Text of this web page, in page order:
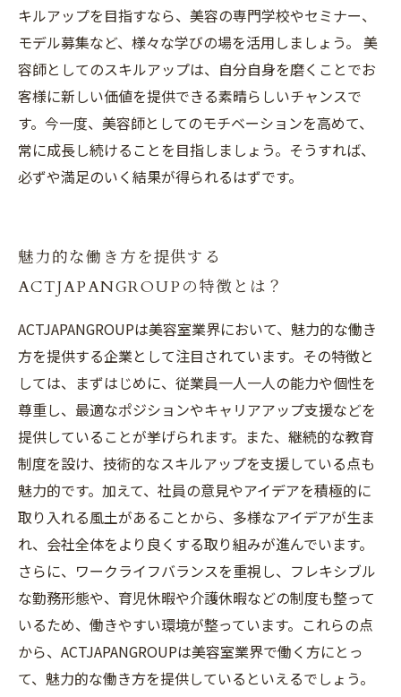
キルアップを目指すなら、美容の専門学校やセミナー、
モデル募集など、様々な学びの場を活用しましょう。 美
容師としてのスキルアップは、自分自身を磨くことでお
客様に新しい価値を提供できる素晴らしいチャンスで
す。今一度、美容師としてのモチベーションを高めて、
常に成長し続けることを目指しましょう。そうすれば、
必ずや満足のいく結果が得られるはずです。
魅力的な働き方を提供する
ACTJAPANGROUPの特徴とは？
ACTJAPANGROUPは美容室業界において、魅力的な働き
方を提供する企業として注目されています。その特徴と
しては、まずはじめに、従業員一人一人の能力や個性を
尊重し、最適なポジションやキャリアアップ支援などを
提供していることが挙げられます。また、継続的な教育
制度を設け、技術的なスキルアップを支援している点も
魅力的です。加えて、社員の意見やアイデアを積極的に
取り入れる風土があることから、多様なアイデアが生ま
れ、会社全体をより良くする取り組みが進んでいます。
さらに、ワークライフバランスを重視し、フレキシブル
な勤務形態や、育児休暇や介護休暇などの制度も整って
いるため、働きやすい環境が整っています。これらの点
から、ACTJAPANGROUPは美容室業界で働く方にとっ
て、魅力的な働き方を提供しているといえるでしょう。